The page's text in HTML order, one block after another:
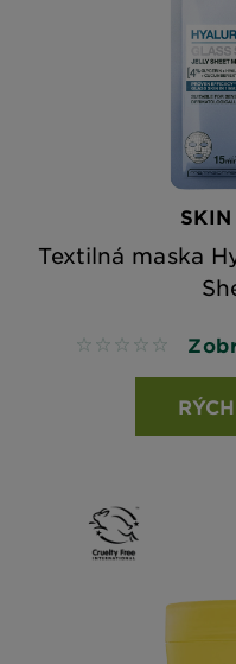
SKIN
Textilná maska
No reviews